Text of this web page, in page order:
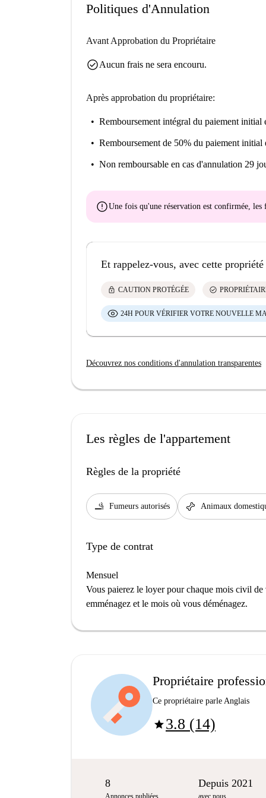
Politiques d'Annulation
Avant Approbation du Propriétaire
check_circleAucun frais ne sera encouru.
Après approbation du propriétaire:
Remboursement intégral du paiement initial
Remboursement de 50% du paiement initial
Non remboursable en cas d'annulation 29
errorUne fois qu'une réservation est confirmée, les
Et rappelez-vous, avec cette
lock CAUTION PROTÉGÉE check_circle
24H POUR VÉRIFIER VOTRE NOUVELLE
Découvrez nos conditions d'annulation transparentes
Les règles de l'appartement
Règles de la propriété
smoking_rooms Fumeurs autorisés pet_supplies Animaux
Type de contrat
Mensuel
Vous paierez le loyer pour chaque mois civil
emménagez et le mois où vous déménagez.
Propriétaire
Ce propriétaire parle Anglais
star3.8 (14)
8
Annonces publiées
Depuis 2021
avec nous